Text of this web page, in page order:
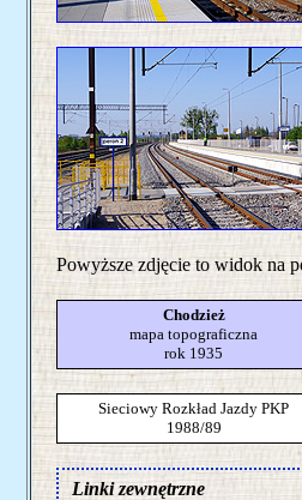
Powyższe zdjęcie to widok na
Chodzież
mapa topograficzna
rok 1935
Sieciowy Rozkład Jazdy PKP
1988/89
Linki zewnętrzne